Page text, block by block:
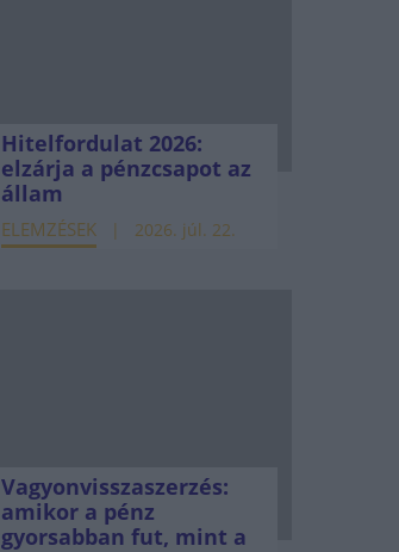
Hitelfordulat 2026:
elzárja a pénzcsapot az
állam
ELEMZÉSEK 2026. júl. 22.
Vagyonvisszaszerzés:
amikor a pénz
gyorsabban fut, mint a